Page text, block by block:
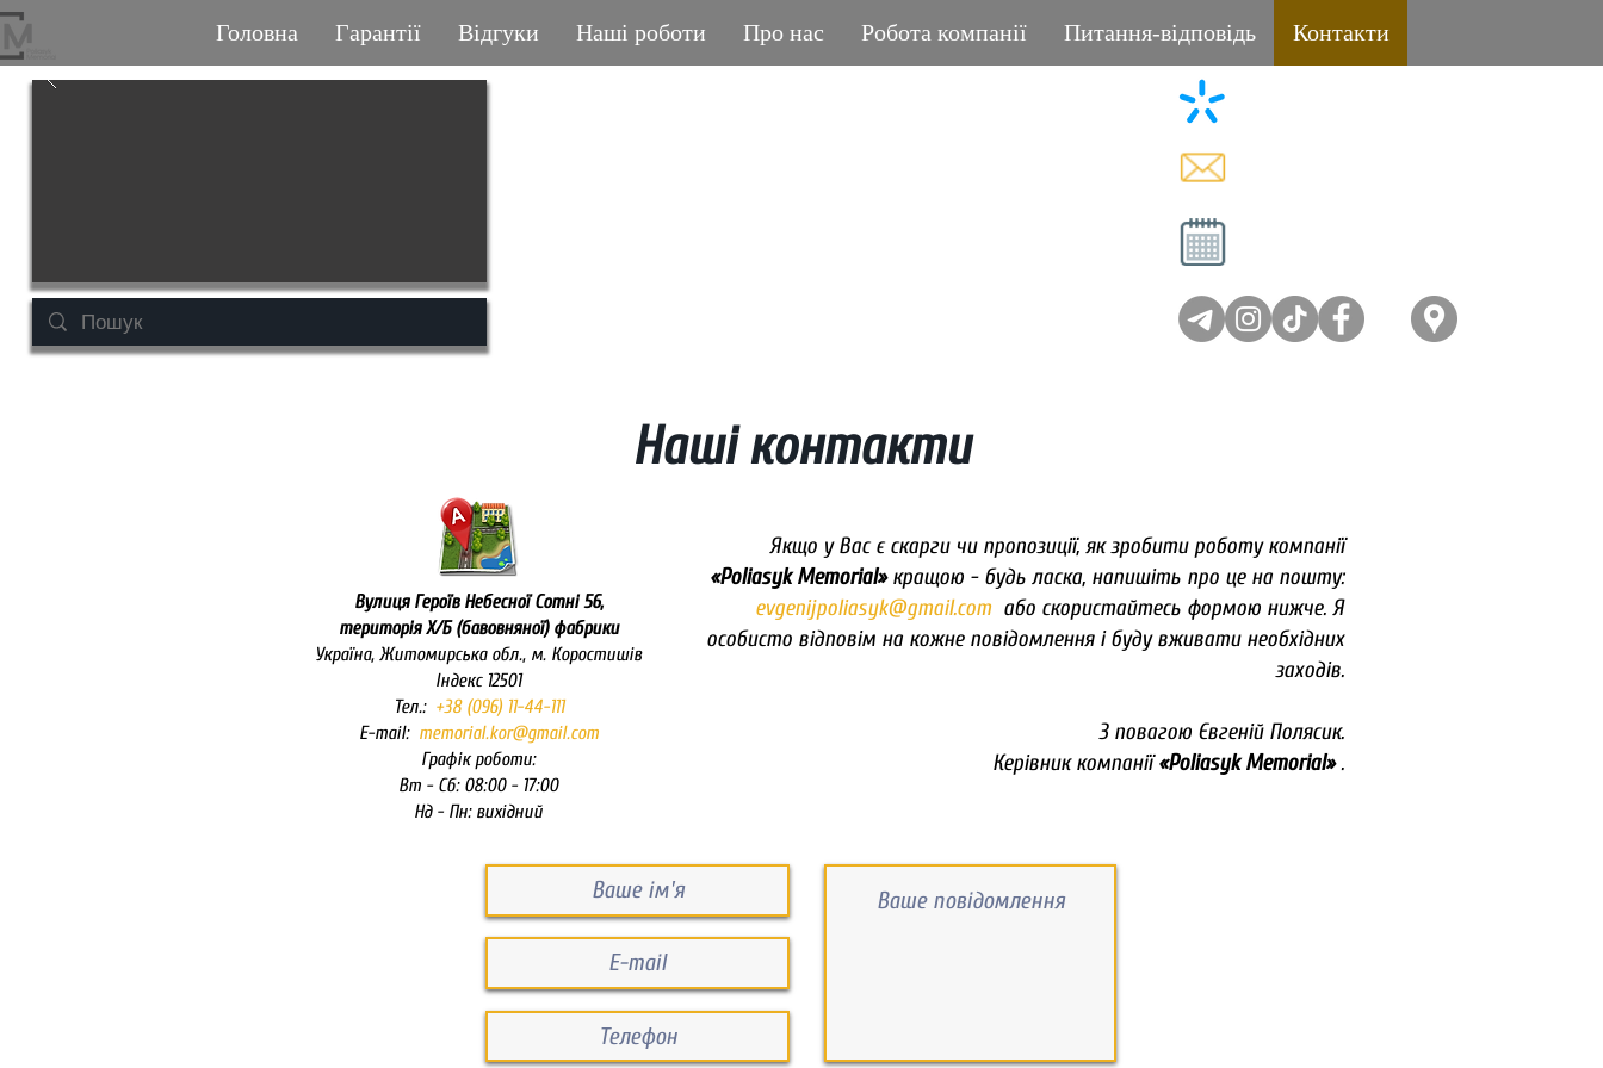
Головна Гарантії Відгуки Наші роботи Про нас Робота компанії Питання-відповідь Контакти
Наші контакти
Вулиця Героїв Небесної Сотні 56,
територія Х/Б (бавовняної) фабрики
Українa, Житомирська обл., м. Коростишів
Індекс 12501
Тел.: +38 (096) 11-44-111
E-mail: memorial.kor@gmail.com
Графік роботи:
Вт - Сб: 08:00 - 17:00
Нд - Пн: вихідний
Якщо у Вас є скарги чи пропозиції, як зробити роботу компанії
«Poliasyk Memorial»кращою - будь ласка, напишіть про це на пошту:
evgenijpoliasyk@gmail.com або скористайтесь формою нижче. Я
особисто відповім на кожне повідомлення і буду вживати необхідних
заходів.
З повагою Євгеній Полясик.
Керівник компанії«Poliasyk Memorial».